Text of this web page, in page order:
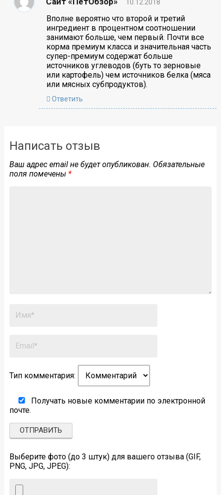
10.12.2018
Вполне вероятно что второй и третий
ингредиент в процентном соотношении
занимают больше, чем первый. Почти все
корма премиум класса и значительная часть
супер-премиум содержат больше
источников углеводов (буть то зерновые
или картофель) чем источников белка (мяса
или мясных субпродуктов).
Ответить
Написать отзыв
Ваш адрес email не будет опубликован. Обязательные
поля помечены *
Тип комментария:
Получать новые комментарии по электронной
почте.
Выберите фото (до 3 штук) для вашего отзыва (GIF,
PNG, JPG, JPEG):